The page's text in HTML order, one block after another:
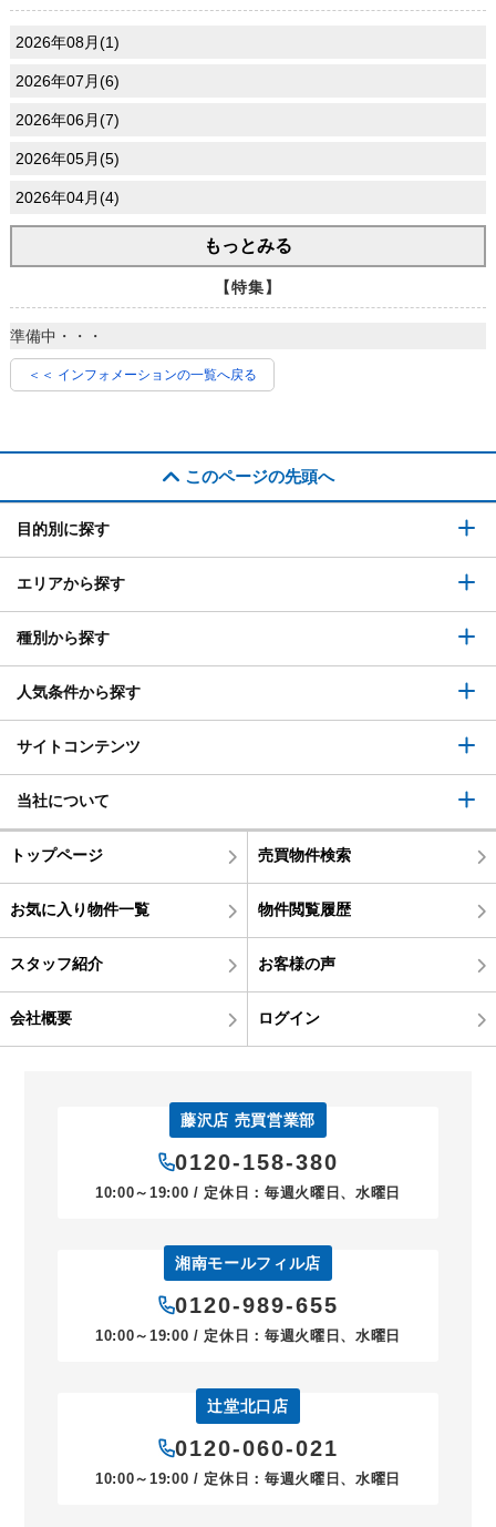
2026年08月(1)
2026年07月(6)
2026年06月(7)
2026年05月(5)
2026年04月(4)
もっとみる
【特集】
準備中・・・
＜＜ インフォメーションの一覧へ戻る
このページの先頭へ
目的別に探す
エリアから探す
種別から探す
人気条件から探す
サイトコンテンツ
当社について
トップページ 売買物件検索
お気に入り物件一覧 物件閲覧履歴
スタッフ紹介 お客様の声
会社概要 ログイン
藤沢店 売買営業部
0120-158-380
10:00～19:00 / 定休日：毎週火曜日、水曜日
湘南モールフィル店
0120-989-655
10:00～19:00 / 定休日：毎週火曜日、水曜日
辻堂北口店
0120-060-021
10:00～19:00 / 定休日：毎週火曜日、水曜日